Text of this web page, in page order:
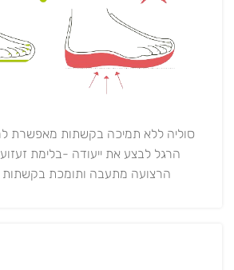
סוליה ללא תמיכה בקשתות מאפשרת
הרגל לבצע את ייעודה -בלימת
הרצועה מתעבה ותומכת בקשתות